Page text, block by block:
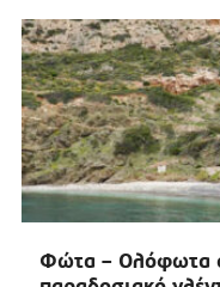
Φώτα – Ολόφωτα